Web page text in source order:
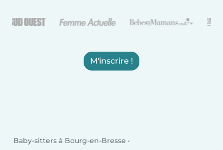
M'inscrire !
Baby-sitters à Bourg-en-Bresse